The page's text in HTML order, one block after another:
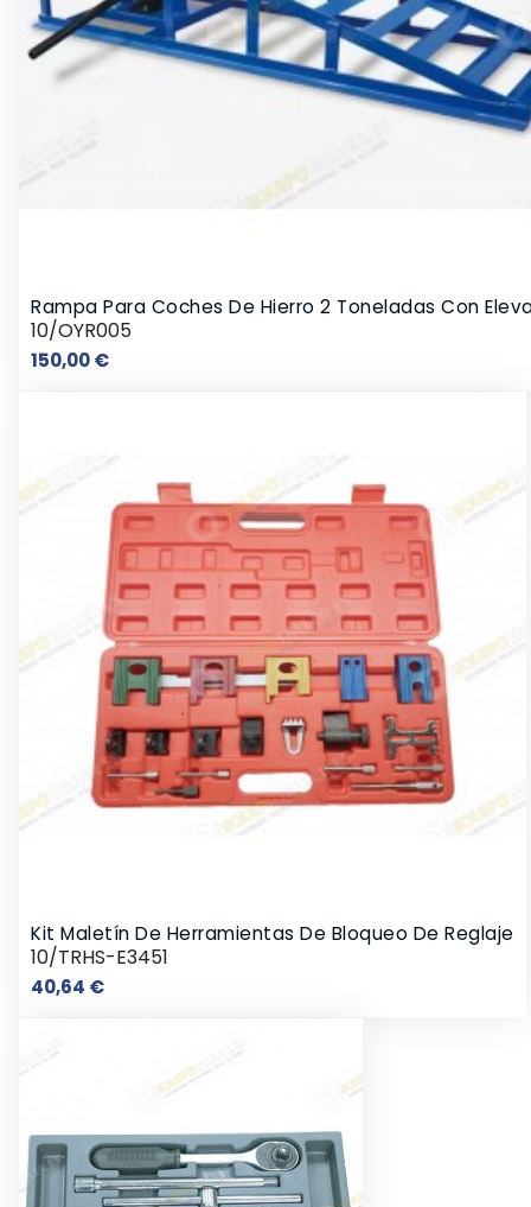
Rampa Para Coches De Hierro 2 Toneladas Con
10/OYR005
150,00 €Precio
Kit Maletín De Herramientas De Bloqueo De Reglaje
10/TRHS-E3451
40,64 €Precio